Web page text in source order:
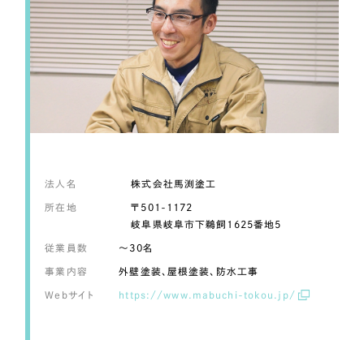
一過性の広告に頼らず、「仕組み」と「ノウハウ」
を残す資産型DX支援をご提供します
マーケティングDX支援
Webサイト制作
制作実績
すべて （624件）
コーポレート・企業サイト （278件）
ブランドサイト・サービスサイト （85件）
ポータルサイト・メディアサイト
LP（ランディングページ） （28件）
キャンペーン・プロモーションサイト
ブランディング（ロゴ・印刷物） （90件）
その他 （1件）
法人名 株式会社馬渕塗工
所在地
〒501-1172
岐阜県岐阜市下鵜飼1625番地5
従業員数 〜30名
事業内容 外壁塗装、屋根塗装、防水工事
Webサイト https://www.mabuchi-tokou.jp/